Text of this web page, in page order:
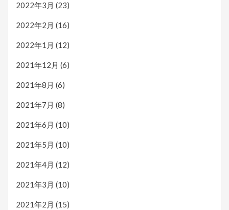
2022年3月 (23)
2022年2月 (16)
2022年1月 (12)
2021年12月 (6)
2021年8月 (6)
2021年7月 (8)
2021年6月 (10)
2021年5月 (10)
2021年4月 (12)
2021年3月 (10)
2021年2月 (15)